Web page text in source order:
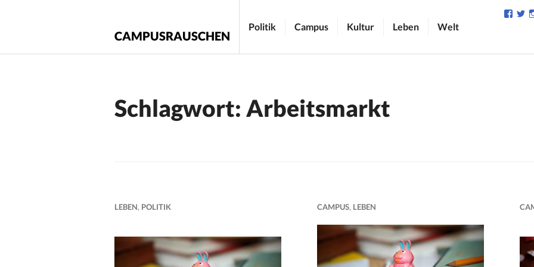
CAMPUSRAUSCHEN
Politik Campus Kultur Leben Welt
Profil
Schlagwort: Arbeitsmarkt
LEBEN, POLITIK CAMPUS, LEBEN